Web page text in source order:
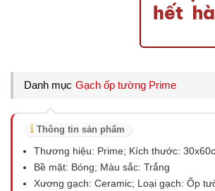
Danh mục Gạch ốp tường Prime
Thông tin sản phẩm
Thương hiệu: Prime; Kích thước:
Bề mặt: Bóng; Màu sắc: Trắng
Xương gạch: Ceramic; Loại gạch: Ốp